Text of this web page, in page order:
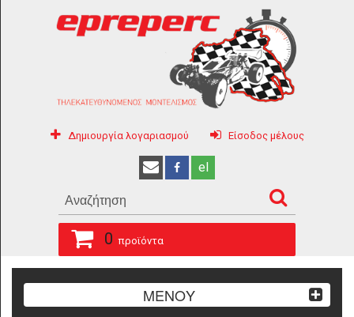
Δημιουργία λογαριασμού Είσοδος μέλους
el
0 προϊόντα
ΜΕΝΟΥ